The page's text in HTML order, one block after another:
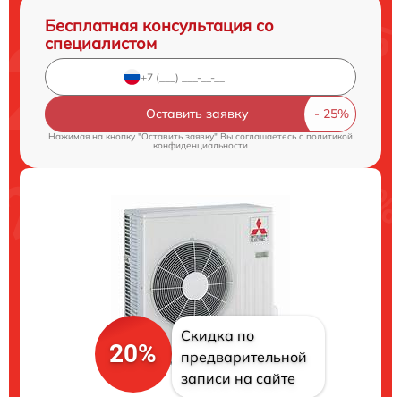
Бесплатная консультация со
специалистом
Оставить заявку
Нажимая на кнопку "Оставить заявку" Вы соглашаетесь c политикой
конфиденциальности
20%
Скидка по
предварительной
записи на сайте